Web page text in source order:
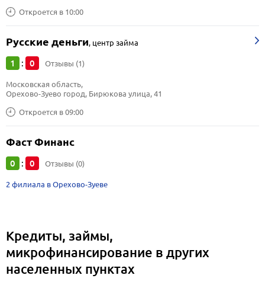
Откроется в 10:00
Русские деньги, центр займа
1 : 0 Отзывы (1)
Откроется в 09:00
Московская область,
Орехово-Зуево город, Бирюкова улица, 41
Фаст Финанс
0 : 0 Отзывы (0)
2 филиала в Орехово-Зуеве
Кредиты, займы,
микрофинансирование в других
населенных пунктах